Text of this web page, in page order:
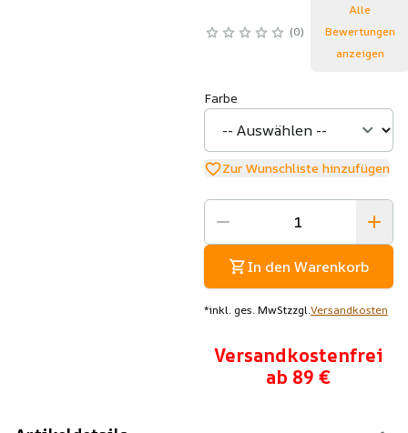
0
Alle
Bewertungen
anzeigen
Farbe
Zur Wunschliste hinzufügen
In den Warenkorb
*inkl. ges. MwStzzgl.Versandkosten
Versandkostenfrei
ab 89 €